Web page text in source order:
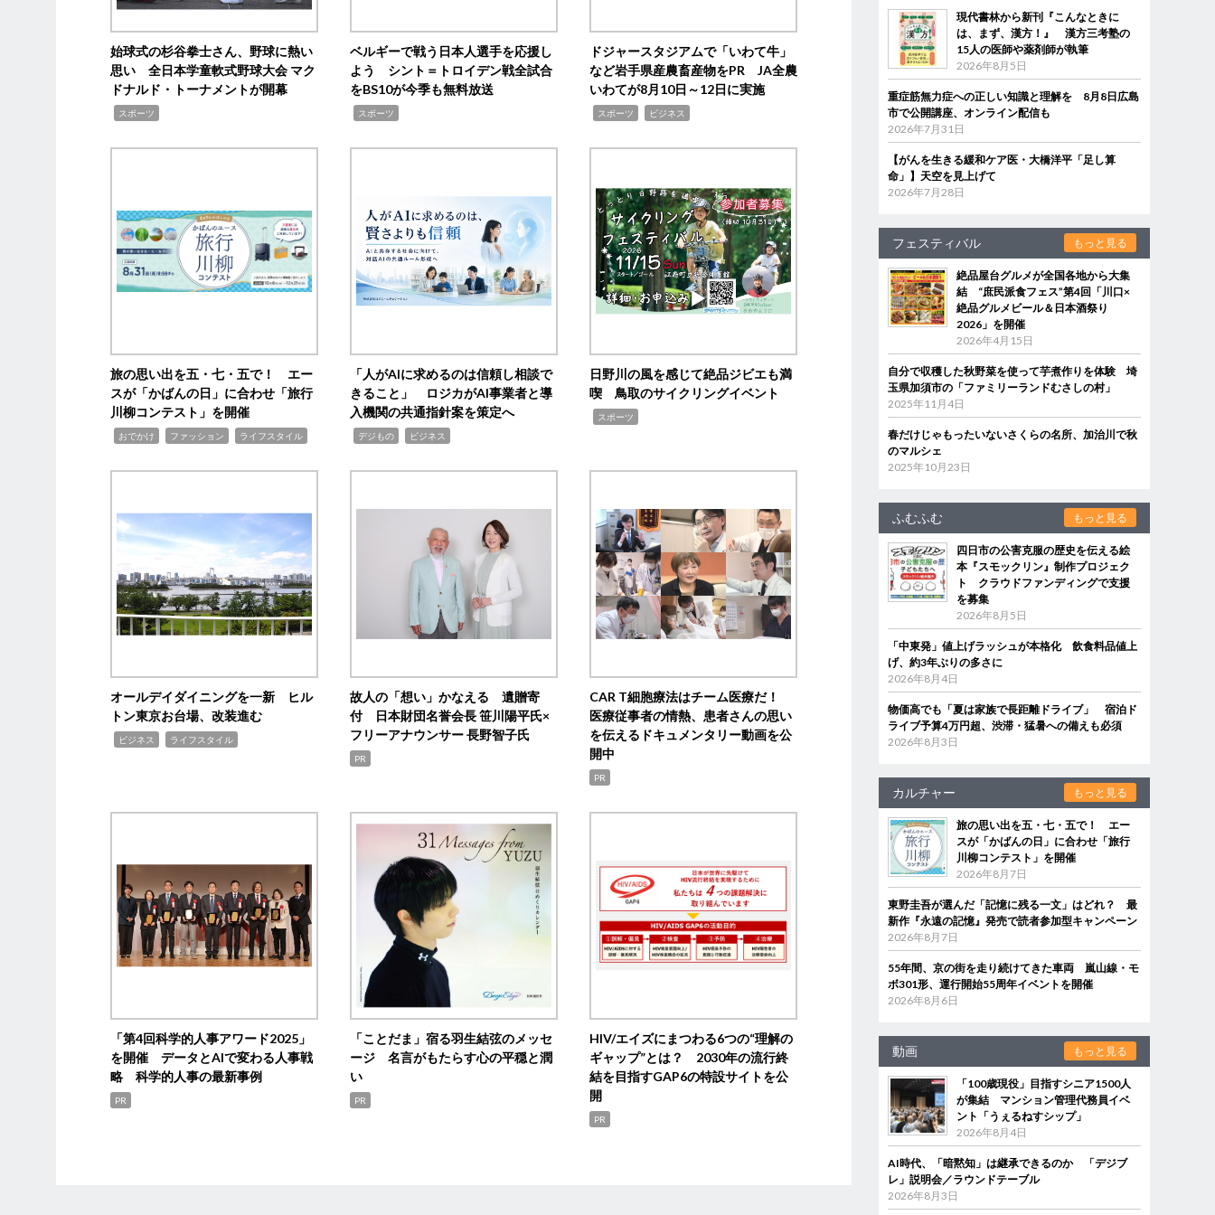
始球式の杉谷拳士さん、野球に熱い
思い 全日本学童軟式野球大会 マク
ドナルド・トーナメントが開幕
スポーツ
ベルギーで戦う日本人選手を応援し
よう シント＝トロイデン戦全試合
をBS10が今季も無料放送
スポーツ
ドジャースタジアムで「いわて牛」
など岩手県産農畜産物をPR JA全農
いわてが8月10日～12日に実施
スポーツ ビジネス
旅の思い出を五・七・五で！ エー
スが「かばんの日」に合わせ「旅行
川柳コンテスト」を開催
おでかけ ファッション ライフスタイル
「人がAIに求めるのは信頼し相談で
きること」 ロジカがAI事業者と導
入機関の共通指針案を策定へ
デジもの ビジネス
日野川の風を感じて絶品ジビエも満
喫 鳥取のサイクリングイベント
スポーツ
オールデイダイニングを一新 ヒル
トン東京お台場、改装進む
ビジネス ライフスタイル
故人の「想い」かなえる 遺贈寄
付 日本財団名誉会長 笹川陽平氏×
フリーアナウンサー 長野智子氏
PR
CAR T細胞療法はチーム医療だ！
医療従事者の情熱、患者さんの思い
を伝えるドキュメンタリー動画を公
開中
PR
「第4回科学的人事アワード2025」
を開催 データとAIで変わる人事戦
略 科学的人事の最新事例
PR
「ことだま」宿る羽生結弦のメッセ
ージ 名言がもたらす心の平穏と潤
い
PR
HIV/エイズにまつわる6つの“理解の
ギャップ”とは？ 2030年の流行終
結を目指すGAP6の特設サイトを公
開
PR
現代書林から新刊『こんなときに
は、まず、漢方！』 漢方三考塾の
15人の医師や薬剤師が執筆
2026年8月5日
重症筋無力症への正しい知識と理解を 8月8日広島
市で公開講座、オンライン配信も
2026年7月31日
【がんを生きる緩和ケア医・大橋洋平「足し算
命」】天空を見上げて
2026年7月28日
フェスティバル もっと見る
絶品屋台グルメが全国各地から大集
結 “庶民派食フェス”第4回「川口×
絶品グルメビール＆日本酒祭り
2026」を開催
2026年4月15日
自分で収穫した秋野菜を使って芋煮作りを体験 埼
玉県加須市の「ファミリーランドむさしの村」
2025年11月4日
春だけじゃもったいないさくらの名所、加治川で秋
のマルシェ
2025年10月23日
ふむふむ もっと見る
四日市の公害克服の歴史を伝える絵
本『スモックリン』制作プロジェク
ト クラウドファンディングで支援
を募集
2026年8月5日
「中東発」値上げラッシュが本格化 飲食料品値上
げ、約3年ぶりの多さに
2026年8月4日
物価高でも「夏は家族で長距離ドライブ」 宿泊ド
ライブ予算4万円超、渋滞・猛暑への備えも必須
2026年8月3日
カルチャー もっと見る
旅の思い出を五・七・五で！ エー
スが「かばんの日」に合わせ「旅行
川柳コンテスト」を開催
2026年8月7日
東野圭吾が選んだ「記憶に残る一文」はどれ？ 最
新作『永遠の記憶』発売で読者参加型キャンペーン
2026年8月7日
55年間、京の街を走り続けてきた車両 嵐山線・モ
ボ301形、運行開始55周年イベントを開催
2026年8月6日
動画 もっと見る
「100歳現役」目指すシニア1500人
が集結 マンション管理代務員イベ
ント「うぇるねすシップ」
2026年8月4日
AI時代、「暗黙知」は継承できるのか 「デジブ
レ」説明会／ラウンドテーブル
2026年8月3日